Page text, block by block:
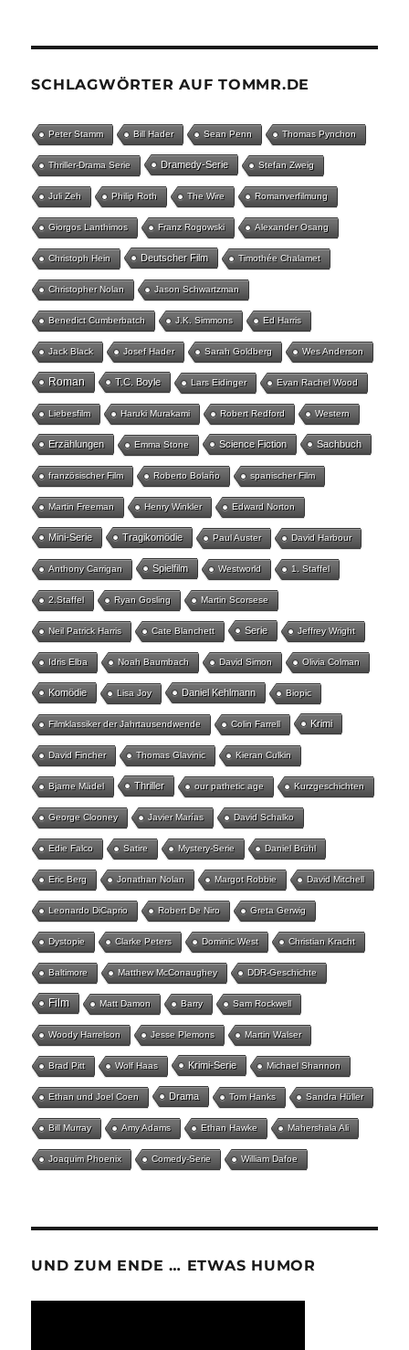
SCHLAGWÖRTER AUF TOMMR.DE
Peter Stamm Bill Hader Sean Penn Thomas Pynchon
Thriller-Drama Serie Dramedy-Serie Stefan Zweig
Juli Zeh Philip Roth The Wire Romanverfilmung
Giorgos Lanthimos Franz Rogowski Alexander Osang
Christoph Hein Deutscher Film Timothée Chalamet
Christopher Nolan Jason Schwartzman
Benedict Cumberbatch J.K. Simmons Ed Harris
Jack Black Josef Hader Sarah Goldberg Wes Anderson
Roman T.C. Boyle Lars Eidinger Evan Rachel Wood
Liebesfilm Haruki Murakami Robert Redford Western
Erzählungen Emma Stone Science Fiction Sachbuch
französischer Film Roberto Bolaño spanischer Film
Martin Freeman Henry Winkler Edward Norton
Mini-Serie Tragikomödie Paul Auster David Harbour
Anthony Carrigan Spielfilm Westworld 1. Staffel
2.Staffel Ryan Gosling Martin Scorsese
Neil Patrick Harris Cate Blanchett Serie Jeffrey Wright
Idris Elba Noah Baumbach David Simon Olivia Colman
Komödie Lisa Joy Daniel Kehlmann Biopic
Filmklassiker der Jahrtausendwende Colin Farrell Krimi
David Fincher Thomas Glavinic Kieran Culkin
Bjarne Mädel Thriller our pathetic age Kurzgeschichten
George Clooney Javier Marías David Schalko
Edie Falco Satire Mystery-Serie Daniel Brühl
Eric Berg Jonathan Nolan Margot Robbie David Mitchell
Leonardo DiCaprio Robert De Niro Greta Gerwig
Dystopie Clarke Peters Dominic West Christian Kracht
Baltimore Matthew McConaughey DDR-Geschichte
Film Matt Damon Barry Sam Rockwell
Woody Harrelson Jesse Plemons Martin Walser
Brad Pitt Wolf Haas Krimi-Serie Michael Shannon
Ethan und Joel Coen Drama Tom Hanks Sandra Hüller
Bill Murray Amy Adams Ethan Hawke Mahershala Ali
Joaquim Phoenix Comedy-Serie William Dafoe
UND ZUM ENDE … ETWAS HUMOR